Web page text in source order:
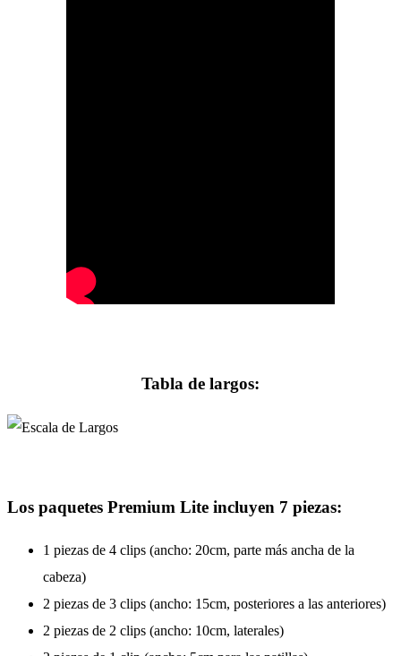
Tabla de largos:
Los paquetes Premium Lite incluyen 7 piezas:
1 piezas de 4 clips (ancho: 20cm, parte más ancha de la
cabeza)
2 piezas de 3 clips (ancho: 15cm, posteriores a las anteriores)
2 piezas de 2 clips (ancho: 10cm, laterales)